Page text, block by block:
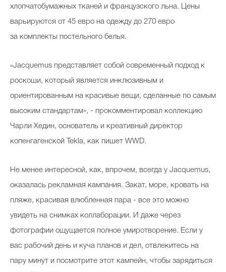
Бьютихакер / Мама-хакер
Выбор косметолога
Полиция красоты
Хит недели от визажиста
Интервью со звездой
Beauty- битвы
хлопчатобумажных тканей и французского льна. Цены
варьируются от 45 евро на одежду до 270 евро
за комплекты постельного белья.
«Jacquemus представляет собой современный подход к
роскоши, который является инклюзивным и
ориентированным на красивые вещи, сделанные по самым
высоким стандартам», - прокомментировал коллекцию
Чарли Хедин, основатель и креативный директор
копенгагенской Tekla, как пишет WWD.
Не менее интересной, как, впрочем, всегда у Jacquemus,
оказалась рекламная кампания. Закат, море, кровать на
пляже, красивая влюбленная пара - все это можно
увидеть на снимках коллаборации. И даже через
фотографии ощущается полное умиротворение. Если у
вас рабочий день и куча планов и дел, отвлекитесь на
пару минут и посмотрите этот кампейн, чтобы зарядиться